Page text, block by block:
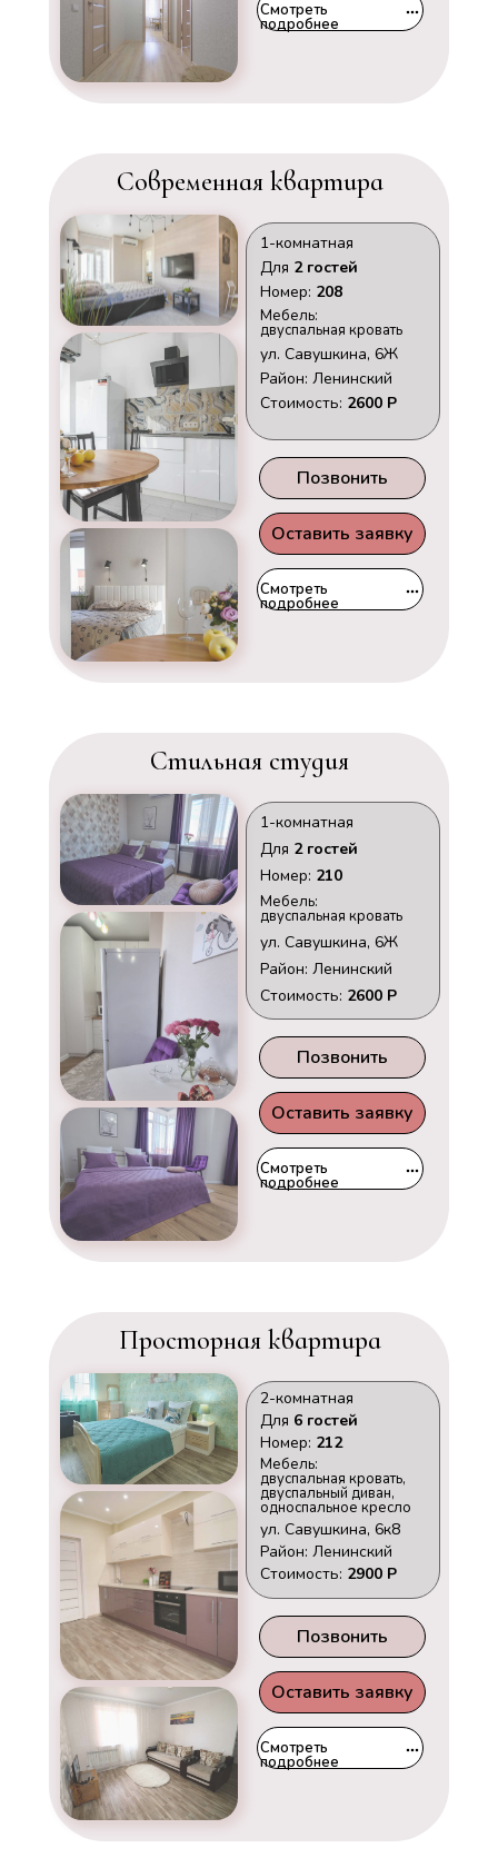
Смотреть
подробнее
Смотреть
подробнее
Позвонить
Оставить заявку
Современная квартира
Для 2 гостей
Мебель:
двуспальная кровать
ул. Савушкина, 6Ж
Район: Ленинский
Номер: 208
Стоимость: 2600 Р
1-комнатная
Позвонить
Оставить заявку
Стильная студия
Для 2 гостей
Мебель:
двуспальная кровать
ул. Савушкина, 6Ж
Район: Ленинский
Номер: 210
Стоимость: 2600 Р
1-комнатная
Смотреть
подробнее
Позвонить
Оставить заявку
Просторная квартира
Для 6 гостей
Мебель:
двуспальная кровать,
двуспальный диван,
односпальное кресло
ул. Савушкина, 6к8
Район: Ленинский
Номер: 212
Стоимость: 2900 Р
2-комнатная
Смотреть
подробнее